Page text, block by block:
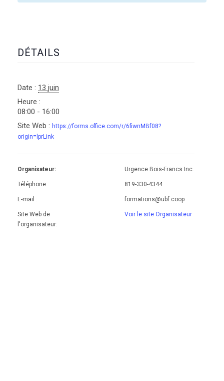
DÉTAILS
Date : 13 juin
Heure :
08:00 - 16:00
Site Web : https://forms.office.com/r/6fiwnMBf08?
origin=lprLink
Organisateur: Urgence Bois-Francs Inc.
Téléphone : 819-330-4344
E-mail : formations@ubf.coop
Site Web de
l'organisateur:
Voir le site Organisateur